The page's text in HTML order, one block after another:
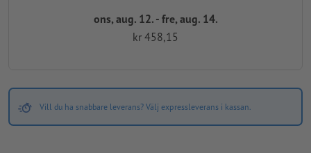
ons, aug. 12. - fre, aug. 14.
kr 458,15
Vill du ha snabbare leverans? Välj expressleverans i kassan.